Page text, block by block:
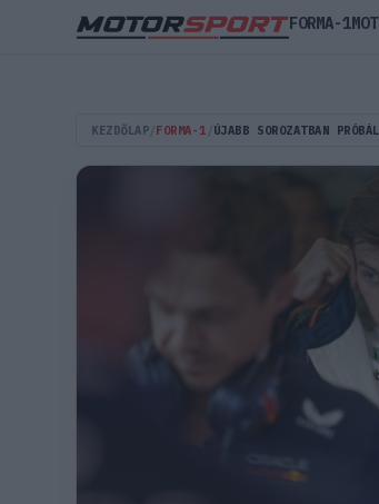
KEZDŐLAP FORMA-1 ÚJABB SOROZATBAN
FORMA-1